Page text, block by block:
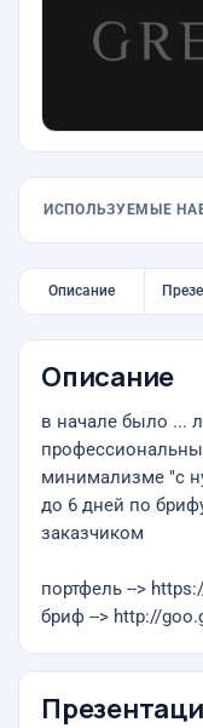
ИСПОЛЬЗУЕМЫЕ
Описание
Описание
в начале было ...
минимализме "с
до 6 дней по
заказчиком
портфель -->
бриф --> http://